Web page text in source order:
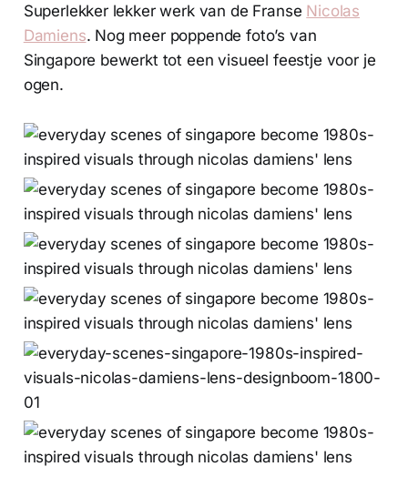
Superlekker lekker werk van de Franse Nicolas
Damiens. Nog meer poppende foto’s van
Singapore bewerkt tot een visueel feestje voor je
ogen.